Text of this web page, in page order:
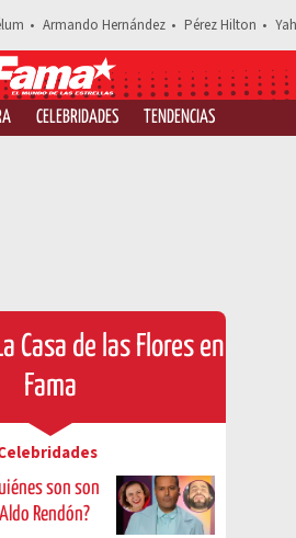
Armando Hernández Pérez Hilton
CELEBRIDADES TENDENCIAS
Casa de las Flores en
Fama
son son
Rendón?